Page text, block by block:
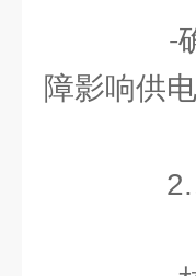
-确
障影响供电
2.、